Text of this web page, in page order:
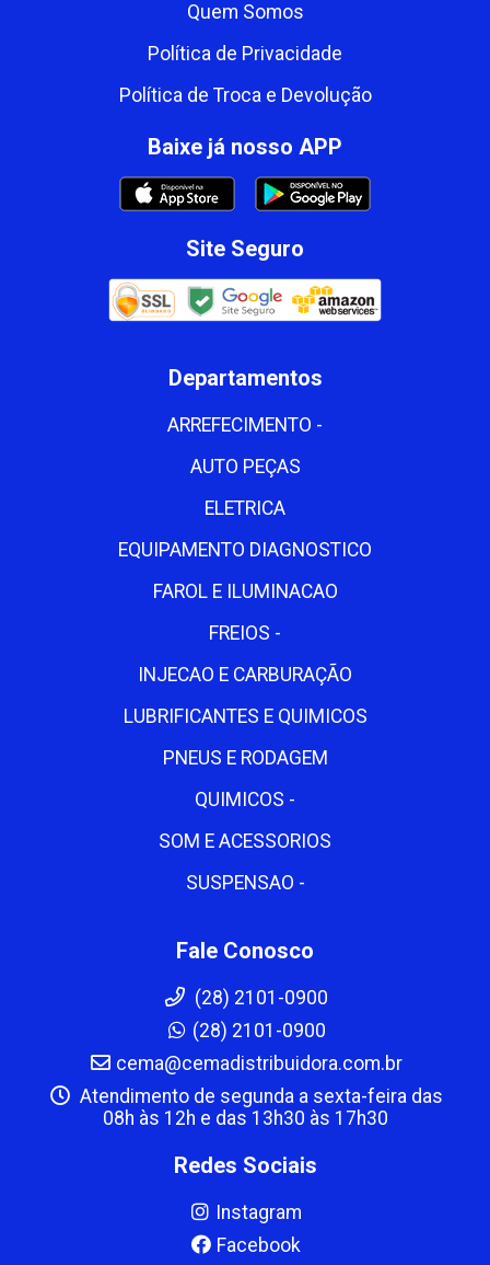
Quem Somos
Política de Privacidade
Política de Troca e Devolução
Baixe já nosso APP
Site Seguro
Departamentos
ARREFECIMENTO -
AUTO PEÇAS
ELETRICA
EQUIPAMENTO DIAGNOSTICO
FAROL E ILUMINACAO
FREIOS -
INJECAO E CARBURAÇÃO
LUBRIFICANTES E QUIMICOS
PNEUS E RODAGEM
QUIMICOS -
SOM E ACESSORIOS
SUSPENSAO -
Fale Conosco
(28) 2101-0900
(28) 2101-0900
cema@cemadistribuidora.com.br
Atendimento de segunda a sexta-feira das
08h às 12h e das 13h30 às 17h30
Redes Sociais
Instagram
Facebook